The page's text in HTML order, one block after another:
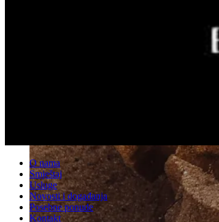
O nama
Smještaj
Usluge
Novosti i događanja
Posebne ponude
Kontakt